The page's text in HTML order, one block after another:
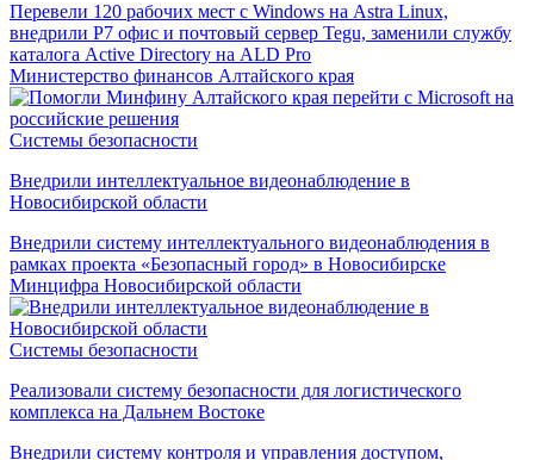
Перевели 120 рабочих мест с Windows на Astra Linux,
внедрили Р7 офис и почтовый сервер Tegu, заменили службу
каталога Active Directory на ALD Pro
Министерство финансов Алтайского края
Системы безопасности
Внедрили интеллектуальное видеонаблюдение в
Новосибирской области
Внедрили систему интеллектуального видеонаблюдения в
рамках проекта «Безопасный город» в Новосибирске
Минцифра Новосибирской области
Системы безопасности
Реализовали систему безопасности для логистического
комплекса на Дальнем Востоке
Внедрили систему контроля и управления доступом,